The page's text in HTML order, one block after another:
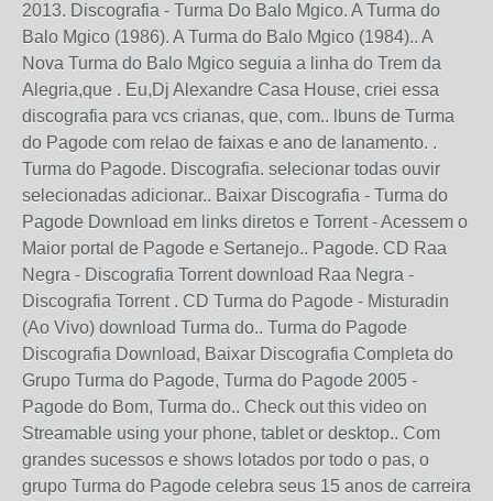
2013. Discografia - Turma Do Balo Mgico. A Turma do
Balo Mgico (1986). A Turma do Balo Mgico (1984).. A
Nova Turma do Balo Mgico seguia a linha do Trem da
Alegria,que . Eu,Dj Alexandre Casa House, criei essa
discografia para vcs crianas, que, com.. lbuns de Turma
do Pagode com relao de faixas e ano de lanamento. .
Turma do Pagode. Discografia. selecionar todas ouvir
selecionadas adicionar.. Baixar Discografia - Turma do
Pagode Download em links diretos e Torrent - Acessem o
Maior portal de Pagode e Sertanejo.. Pagode. CD Raa
Negra - Discografia Torrent download Raa Negra -
Discografia Torrent . CD Turma do Pagode - Misturadin
(Ao Vivo) download Turma do.. Turma do Pagode
Discografia Download, Baixar Discografia Completa do
Grupo Turma do Pagode, Turma do Pagode 2005 -
Pagode do Bom, Turma do.. Check out this video on
Streamable using your phone, tablet or desktop.. Com
grandes sucessos e shows lotados por todo o pas, o
grupo Turma do Pagode celebra seus 15 anos de carreira